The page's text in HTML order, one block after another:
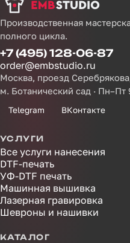
Производственная
полного цикла.
+7 (495) 128-06-87
order@embstudio.ru
Москва, проезд
м. Ботанический сад · Пн–Пт
Telegram ВКонтакте
УСЛУГИ
Все услуги нанесения
DTF-печать
УФ-DTF печать
Машинная вышивка
Лазерная гравировка
Шевроны и нашивки
КАТАЛОГ